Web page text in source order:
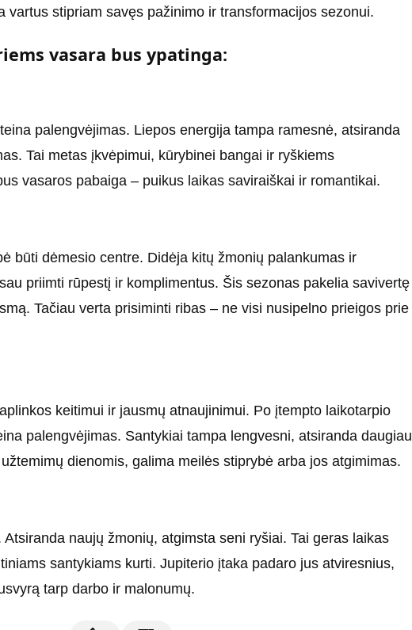
vartus stipriam savęs pažinimo ir transformacijos sezonui.
vasara bus ypatinga:
palengvėjimas. Liepos energija tampa ramesnė, atsiranda
Tai metas įkvėpimui, kūrybinei bangai ir ryškiems
vasaros pabaiga – puikus laikas saviraiškai ir romantikai.
būti dėmesio centre. Didėja kitų žmonių palankumas ir
priimti rūpestį ir komplimentus. Šis sezonas pakelia savivertę
Tačiau verta prisiminti ribas – ne visi nusipelno prieigos prie
keitimui ir jausmų atnaujinimui. Po įtempto laikotarpio
palengvėjimas. Santykiai tampa lengvesni, atsiranda daugiau
dienomis, galima meilės stiprybė arba jos atgimimas.
naujų žmonių, atgimsta seni ryšiai. Tai geras laikas
santykiams kurti. Jupiterio įtaka padaro jus atviresnius,
tarp darbo ir malonumų.